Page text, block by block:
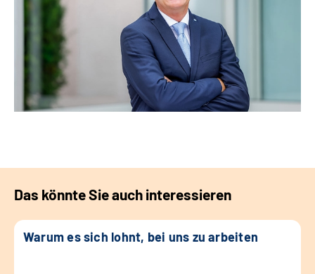
Das könnte Sie auch interessieren
Warum es sich lohnt, bei uns zu arbeiten